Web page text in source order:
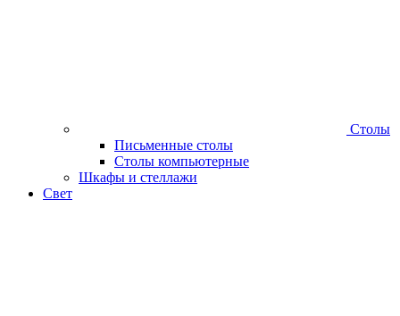
Столы
Письменные столы
Столы компьютерные
Шкафы и стеллажи
Свет